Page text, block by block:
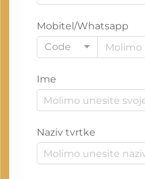
Mobitel/Whatsapp
Code
Ime
Naziv tvrtke